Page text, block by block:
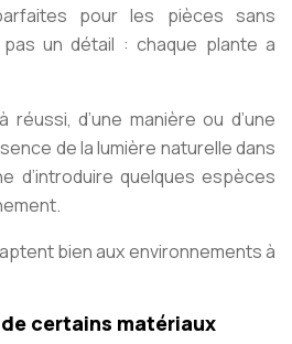
pour les pièces sans
pas un détail : chaque plante a
d’une manière ou d’une
de la lumière naturelle dans
d’introduire quelques espèces
bien aux environnements à
certains matériaux